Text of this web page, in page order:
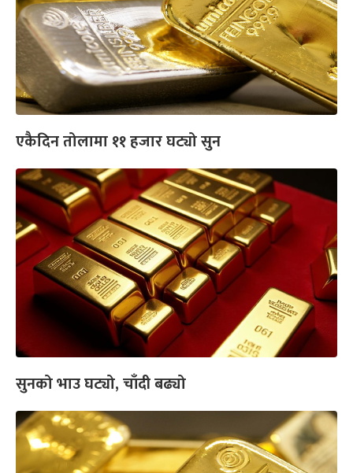
एकैदिन तोलामा ११ हजार घट्यो सुन
सुनको भाउ घट्यो, चाँदी बढ्यो